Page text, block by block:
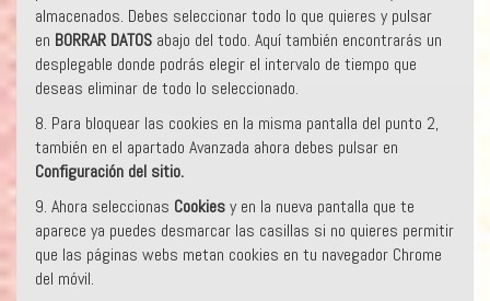
almacenados. Debes seleccionar todo lo que quieres y pulsar
en BORRAR DATOS abajo del todo. Aquí también encontrarás un
desplegable donde podrás elegir el intervalo de tiempo que
deseas eliminar de todo lo seleccionado.
8. Para bloquear las cookies en la misma pantalla del punto 2,
también en el apartado Avanzada ahora debes pulsar en
Configuración del sitio.
9. Ahora seleccionas Cookiesy en la nueva pantalla que te
aparece ya puedes desmarcar las casillas si no quieres permitir
que las páginas webs metan cookies en tu navegador Chrome
del móvil.